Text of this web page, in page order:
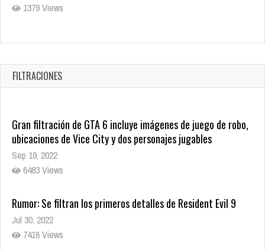
1379 Views
Warner Bros. lleva a las tiendas digitales su racha de
Oct 17, 2025
1435 Views
FILTRACIONES
Gran filtración de GTA 6 incluye imágenes de juego de robo,
ubicaciones de Vice City y dos personajes jugables
Sep 19, 2022
6483 Views
Rumor: Se filtran los primeros detalles de Resident Evil 9
Jul 30, 2022
7416 Views